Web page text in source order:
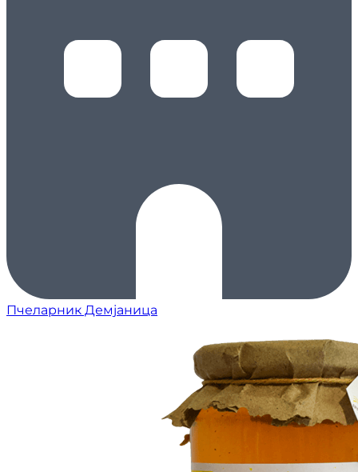
Пчеларник Демјаница